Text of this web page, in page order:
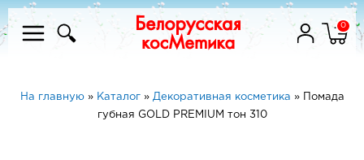
0
На главную» Каталог» Декоративная косметика »
Помада
губная GOLD PREMIUM тон 310